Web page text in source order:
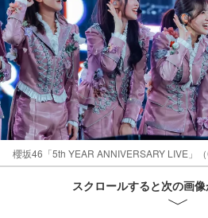
櫻坂46「5th YEAR ANNIVERSARY LIVE」
スクロールすると次の画